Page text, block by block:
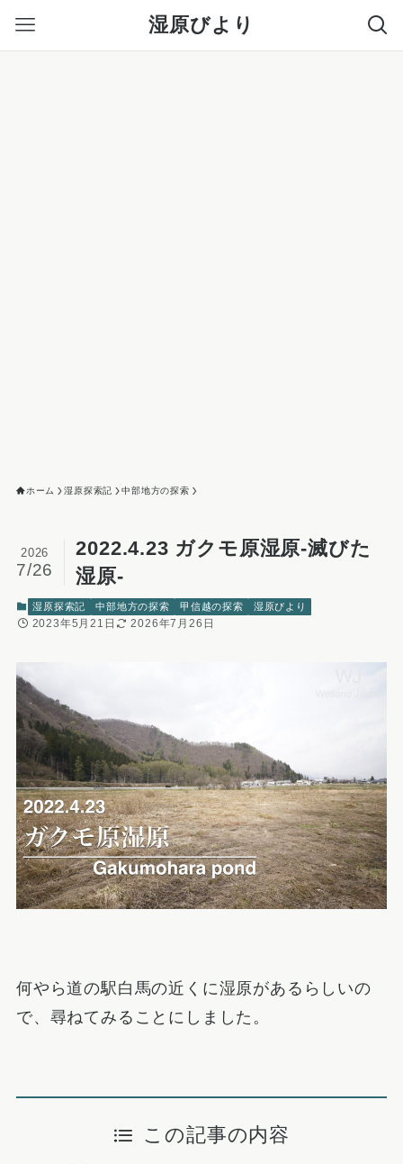
湿原びより
ホーム 湿原探索記 中部地方の探索
2022.4.23 ガクモ原湿原-滅びた
湿原-
2026
7/26
湿原探索記 中部地方の探索 甲信越の探索 湿原びより
2023年5月21日 2026年7月26日
何やら道の駅白馬の近くに湿原があるらしいの
で、尋ねてみることにしました。
この記事の内容